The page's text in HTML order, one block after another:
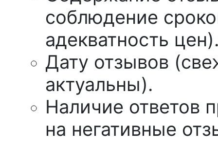
соблюдение
адекватность
Дату отзывов
актуальны).
Наличие ответов
на негативные